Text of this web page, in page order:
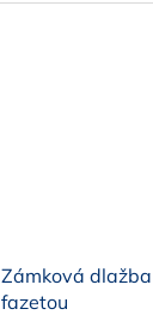
Zámková
fazetou